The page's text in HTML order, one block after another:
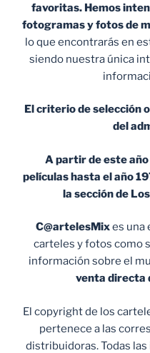
favoritas. Hemos
fotogramas y fotos de
lo que encontrarás en
siendo nuestra única
El criterio de selección
del
A partir de este
películas hasta el año
la sección de
C@artelesMixes una
carteles y fotos como
información sobre el
venta directa
El copyright de los
pertenece a las
distribuidoras. Todas